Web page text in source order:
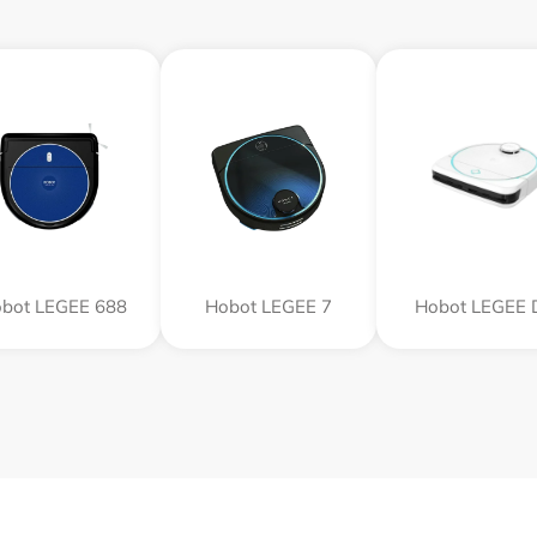
LEGEE 688 Hobot LEGEE 7 Hobot LEGEE